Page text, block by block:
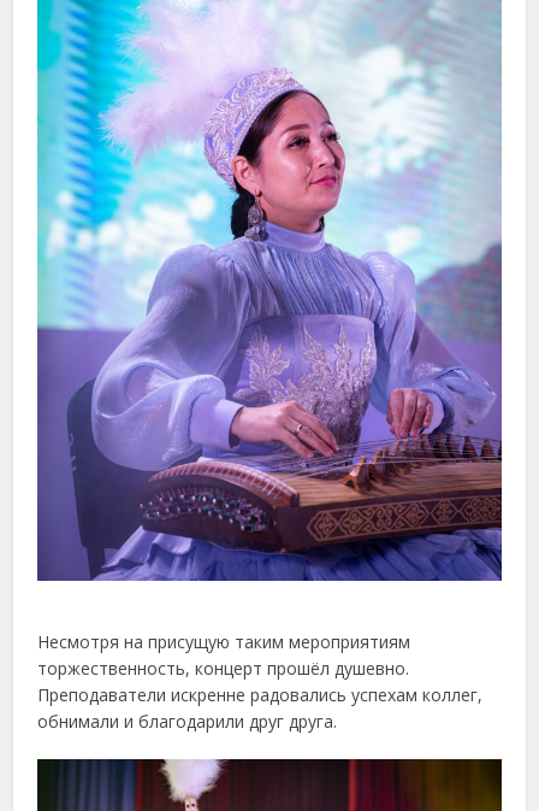
Несмотря на присущую таким мероприятиям
торжественность, концерт прошёл душевно.
Преподаватели искренне радовались успехам коллег,
обнимали и благодарили друг друга.